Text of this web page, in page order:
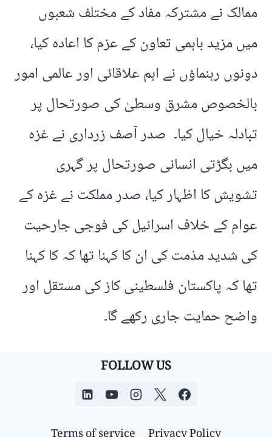
ممالک نے مشترکہ مفاد کے مختلف شعبوں
میں مزید باہمی تعاون کے عزم کا اعادہ کیا،
دونوں رہنماؤں نے اہم علاقائی اور عالمی امور
بالخصوص مشرق وسطیٰ کی صورتحال پر
تبادلہ خیال کیا۔ صدر آصف زرداری نے غزہ
میں بگڑتی انسانی صورتحال پر گہری
تشویش کا اظہار کیا، صدر مملکت نے غزہ کے
عوام کے خلاف اسرائیل کی فوجی جارحیت
کی شدید مذمت کی ان کا کہنا تھا کہ کا کہنا
تھا کہ پاکستان فلسطینی کاز کی مستقل اور
واضح حمایت جاری رکھے گا۔
FOLLOW US